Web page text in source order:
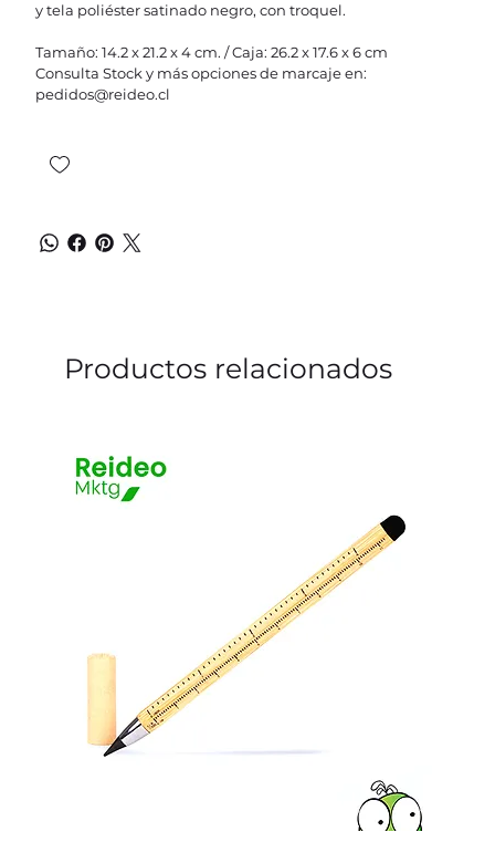
y tela poliéster satinado negro, con troquel.
Tamaño: 14.2 x 21.2 x 4 cm. / Caja: 26.2 x 17.6 x 6 cm
Consulta Stock y más opciones de marcaje en:
pedidos@reideo.cl
Productos relacionados